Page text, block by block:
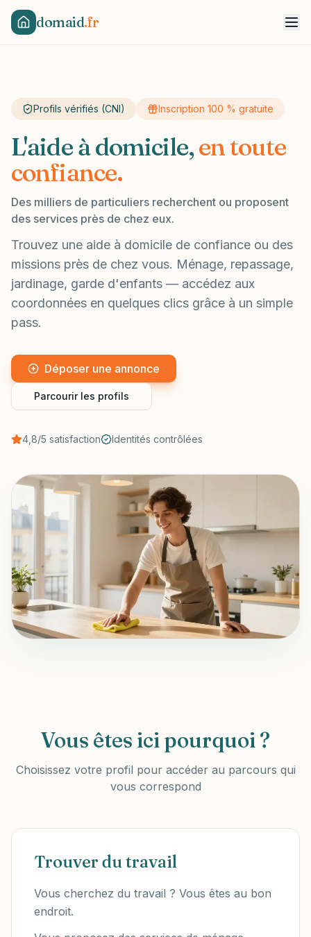
domaid.fr
Profils vérifiés (CNI) Inscription 100 % gratuite
L'aide à domicile,en toute
confiance.
Des milliers de particuliers recherchent ou proposent
des services près de chez eux.
Trouvez une aide à domicile de confiance ou des
missions près de chez vous. Ménage, repassage,
jardinage, garde d'enfants — accédez aux
coordonnées en quelques clics grâce à un simple
pass.
Déposer une annonce
Parcourir les profils
4,8/5 satisfaction Identités contrôlées
Vous êtes ici pourquoi ?
Choisissez votre profil pour accéder au parcours qui
vous correspond
Trouver du travail
Vous cherchez du travail ? Vous êtes au bon
endroit.